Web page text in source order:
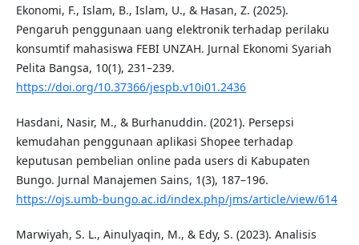
Ekonomi, F., Islam, B., Islam, U., & Hasan, Z. (2025).
Pengaruh penggunaan uang elektronik terhadap perilaku
konsumtif mahasiswa FEBI UNZAH. Jurnal Ekonomi Syariah
Pelita Bangsa, 10(1), 231–239.
https://doi.org/10.37366/jespb.v10i01.2436
Hasdani, Nasir, M., & Burhanuddin. (2021). Persepsi
kemudahan penggunaan aplikasi Shopee terhadap
keputusan pembelian online pada users di Kabupaten
Bungo. Jurnal Manajemen Sains, 1(3), 187–196.
https://ojs.umb-bungo.ac.id/index.php/jms/article/view/614
Marwiyah, S. L., Ainulyaqin, M., & Edy, S. (2023). Analisis